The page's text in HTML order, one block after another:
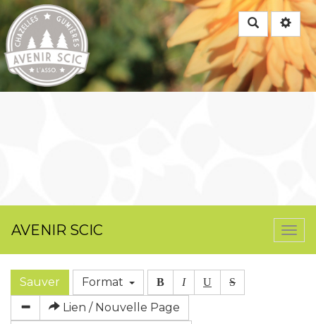
Rechercher
AVENIR SCIC
Sauver Format B I U S
Lien / Nouvelle Page